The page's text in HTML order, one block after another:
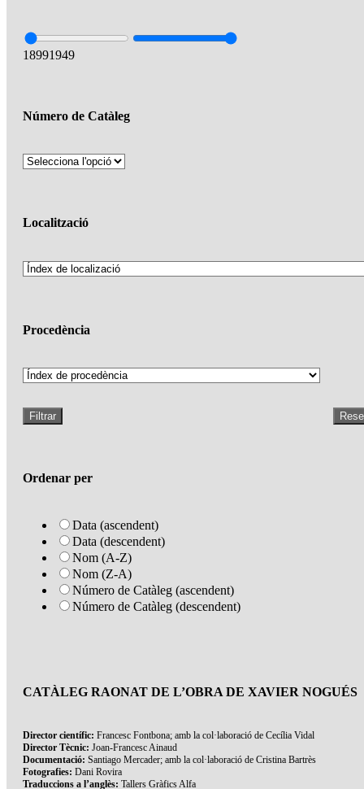
18991949
Número de Catàleg
Localització
Procedència
Filtrar
Ordenar per
Data (ascendent)
Data (descendent)
Nom (A-Z)
Nom (Z-A)
Número de Catàleg (ascendent)
Número de Catàleg (descendent)
CATÀLEG RAONAT DE L’OBRA DE XAVIER NOGUÉS
Director científic: Francesc Fontbona; amb la col·laboració de Cecília Vidal
Director Tècnic: Joan-Francesc Ainaud
Documentació: Santiago Mercader; amb la col·laboració de Cristina Bartrès
Fotografies: Dani Rovira
Traduccions a l’anglès: Tallers Gràfics Alfa